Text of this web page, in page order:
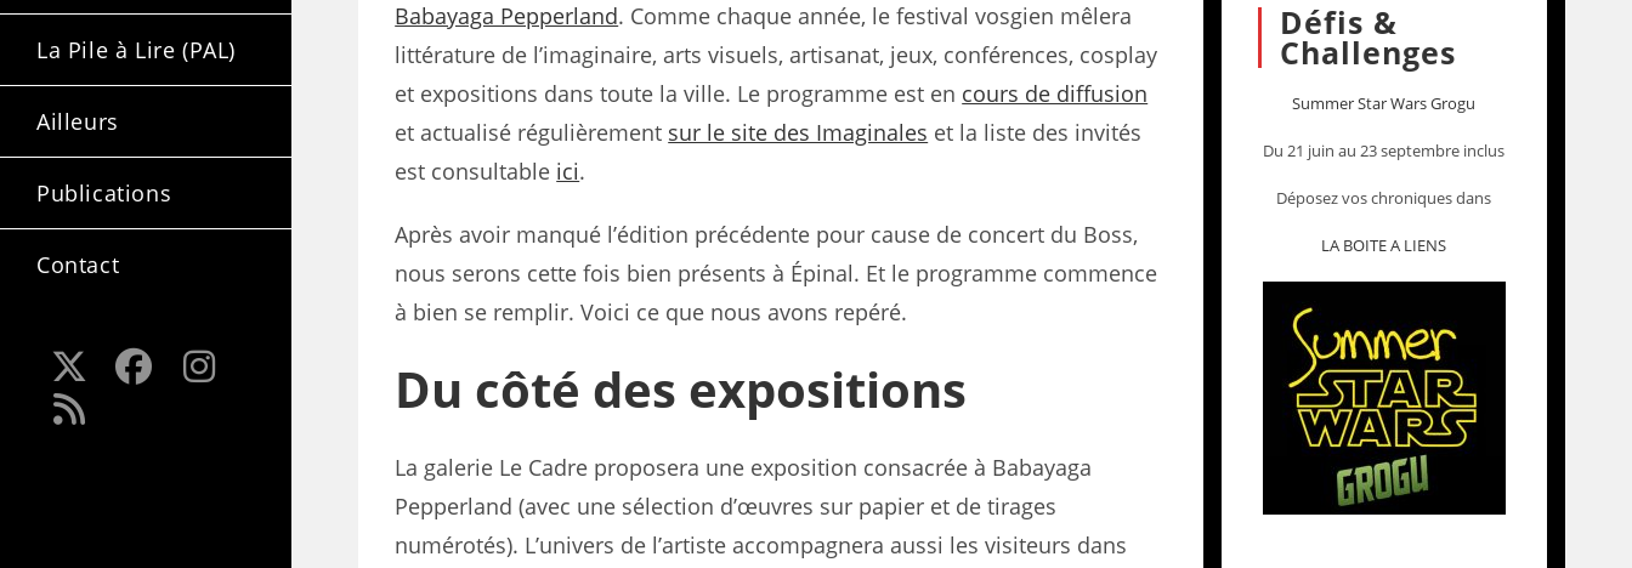
La Pile à Lire (PAL)
Ailleurs
Publications
Contact
Babayaga Pepperland. Comme chaque année, le festival vosgien mêlera
littérature de l’imaginaire, arts visuels, artisanat, jeux, conférences, cosplay
et expositions dans toute la ville. Le programme est en cours de diffusion
et actualisé régulièrement sur le site des Imaginales et la liste des invités
est consultable ici.
Après avoir manqué l’édition précédente pour cause de concert du Boss,
nous serons cette fois bien présents à Épinal. Et le programme commence
à bien se remplir. Voici ce que nous avons repéré.
Du côté des expositions
La galerie Le Cadre proposera une exposition consacrée à Babayaga
Pepperland (avec une sélection d’œuvres sur papier et de tirages
numérotés). L’univers de l’artiste accompagnera aussi les visiteurs dans
Défis &
Challenges
Summer Star Wars Grogu
Du 21 juin au 23 septembre inclus
Déposez vos chroniques dans
LA BOITE A LIENS